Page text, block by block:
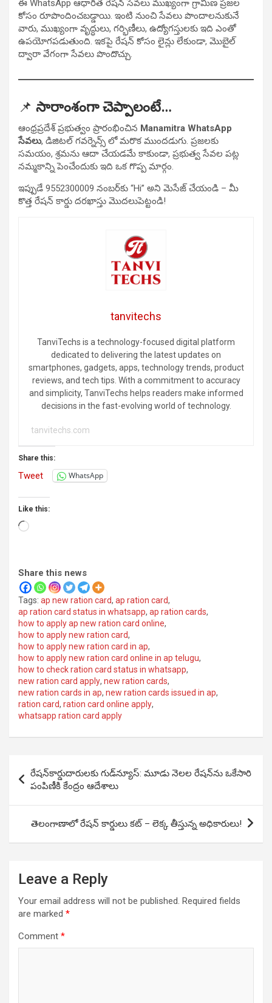
ఈ WhatsApp ఆధారిత రేషన్ సేవలు ముఖ్యంగా గ్రామీణ ప్రజల
కోసం రూపొందించబడ్డాయి. ఇంటి నుంచి సేవలు పొందాలనుకునే
వారు, ముఖ్యంగా వృద్ధులు, గర్భిణీలు, ఉద్యోగస్తులకు ఇది ఎంతో
ఉపయోగపడుతుంది. ఇకపై రేషన్ కోసం లైన్లు లేకుండా, మొబైల్
ద్వారా వేగంగా సేవలు పొందొచ్చు.
📌 సారాంశంగా చెప్పాలంటే…
ఆంధ్రప్రదేశ్ ప్రభుత్వం ప్రారంభించిన Manamitra WhatsApp
సేవలు, డిజిటల్ గవర్నెన్స్ లో మరొక ముందడుగు. ప్రజలకు
సమయం, శ్రమను ఆదా చేయడమే కాకుండా, ప్రభుత్వ సేవల పట్ల
నమ్మకాన్ని పెంచేందుకు ఇది ఒక గొప్ప మార్గం.
ఇప్పుడే 9552300009 నంబర్‌కు “Hi” అని మెసేజ్ చేయండి – మీ
కొత్త రేషన్ కార్డు దరఖాస్తు మొదలుపెట్టండి!
tanvitechs
TanviTechs is a technology-focused digital platform
dedicated to delivering the latest updates on
smartphones, gadgets, apps, technology trends, product
reviews, and tech tips. With a commitment to accuracy
and simplicity, TanviTechs helps readers make informed
decisions in the fast-evolving world of technology.
tanvitechs.com
Share this:
Tweet WhatsApp
Like this:
Loading…
Share this news
Tags: ap new ration card, ap ration card,
ap ration card status in whatsapp, ap ration cards,
how to apply ap new ration card online,
how to apply new ration card,
how to apply new ration card in ap,
how to apply new ration card online in ap telugu,
how to check ration card status in whatsapp,
new ration card apply, new ration cards,
new ration cards in ap, new ration cards issued in ap,
ration card, ration card online apply,
whatsapp ration card apply
navigation
రేషన్‌కార్డుదారులకు గుడ్‌న్యూస్: మూడు నెలల రేషన్‌ను ఒకేసారి
పంపిణీకి కేంద్రం ఆదేశాలు
తెలంగాణాలో రేషన్ కార్డులు కట్ – లెక్క తీస్తున్న అధికారులు!
Leave a Reply
Your email address will not be published. Required fields
are marked *
Comment *